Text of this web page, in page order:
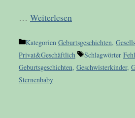
… Weiterlesen
Kategorien Geburtsgeschichten,
Privat&Geschäftlich
Schlagwörter
Geburtsgeschichten, Geschwisterkinder,
Sternenbaby